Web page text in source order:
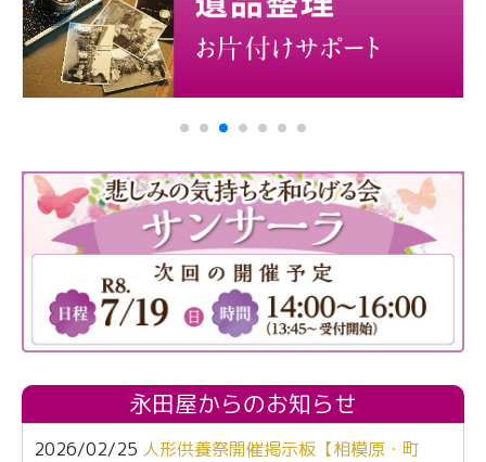
永田屋からのお知らせ
2026/02/25 人形供養祭開催掲示板【相模原・町